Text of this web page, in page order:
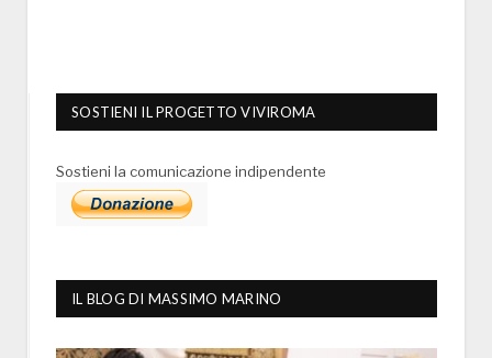
SOSTIENI IL PROGETTO VIVIROMA
Sostieni la comunicazione indipendente
IL BLOG DI MASSIMO MARINO